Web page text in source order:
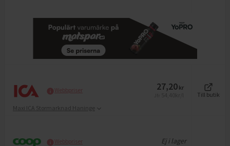
Webbpriser 27,20 kr
Till butik
Maxi ICA Stormarknad Haninge
Webbpriser Ej i lager